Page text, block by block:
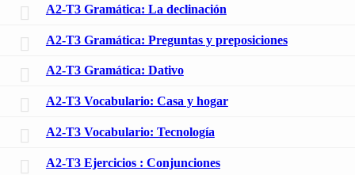
A2-T3 Gramática: La declinación
A2-T3 Gramática: Preguntas y preposiciones
A2-T3 Gramática: Dativo
A2-T3 Vocabulario: Casa y hogar
A2-T3 Vocabulario: Tecnología
A2-T3 Ejercicios : Conjunciones